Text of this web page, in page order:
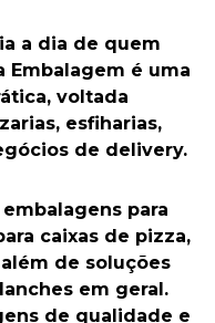
a dia de quem
Embalagem é uma
voltada
esfiharias,
de delivery.
para
caixas de pizza,
de soluções
em geral.
de qualidade e